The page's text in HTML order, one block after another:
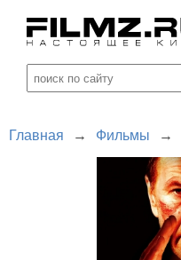
Главная → Фильмы →